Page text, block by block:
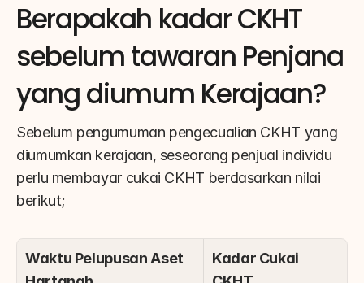
Berapakah kadar CKHT
sebelum tawaran Penjana
yang diumum Kerajaan?
Sebelum pengumuman pengecualian CKHT yang
diumumkan kerajaan, seseorang penjual individu
perlu membayar cukai CKHT berdasarkan nilai
berikut;
Waktu Pelupusan Aset
Kadar Cukai